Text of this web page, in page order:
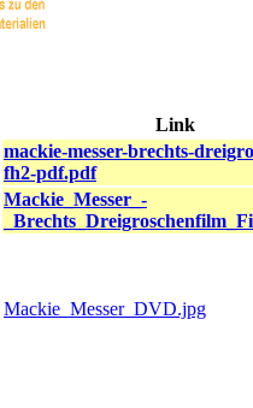
Link
mackie-messer-brechts-
fh2-pdf.pdf
Mackie_Messer_-
Mackie_Messer_DVD.jpg